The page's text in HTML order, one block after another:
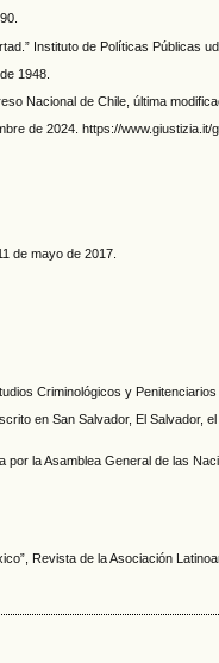
Instituto de Políticas Públicas
1948.
Nacional de Chile, última
de 2024. https://www.giustizia.it/
de mayo de 2017.
Criminológicos y Penitenciarios
en San Salvador, El Salvador,
la Asamblea General de las
Revista de la Asociación